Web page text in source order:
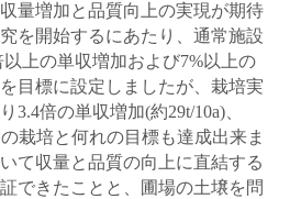
量増加と品質向上の実現が期待
を開始するにあたり、通常施設
上の単収増加および7%以上の
目標に設定しましたが、栽培実
3.4倍の単収増加(約29t/10a)、
栽培と何れの目標も達成出来ま
て収量と品質の向上に直結する
できたことと、圃場の土壌を問